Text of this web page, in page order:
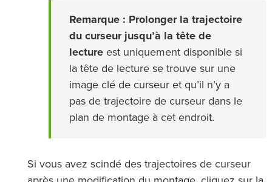
Remarque : Prolonger la trajectoire
du curseur jusqu’à la tête de
lecture est uniquement disponible si
la tête de lecture se trouve sur une
image clé de curseur et qu’il n’y a
pas de trajectoire de curseur dans le
plan de montage à cet endroit.
Si vous avez scindé des trajectoires de curseur